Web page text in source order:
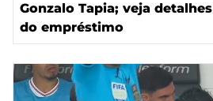
Gonzalo Tapia; veja detalhes
do empréstimo